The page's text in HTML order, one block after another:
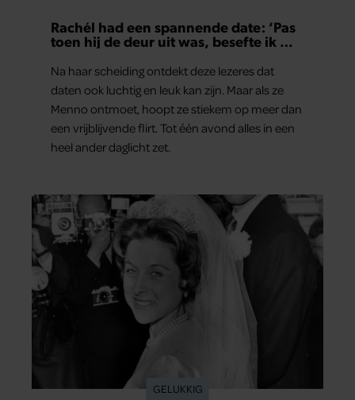
Rachél had een spannende date: ‘Pas
toen hij de deur uit was, besefte ik wat
Na haar scheiding ontdekt deze lezeres dat
daten ook luchtig en leuk kan zijn. Maar als ze
Menno ontmoet, hoopt ze stiekem op meer dan
een vrijblijvende flirt. Tot één avond alles in een
heel ander daglicht zet.
GELUKKIG